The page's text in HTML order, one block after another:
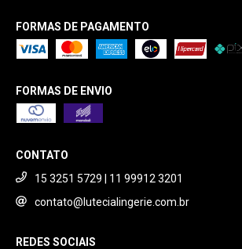
FORMAS DE PAGAMENTO
FORMAS DE ENVIO
CONTATO
15 3251 5729 | 11 99912 3201
contato@lutecialingerie.com.br
REDES SOCIAIS